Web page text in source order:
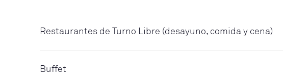
Restaurantes de Turno Libre (desayuno, comida y cena)
Buffet